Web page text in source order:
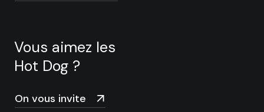
Vous aimez les
Hot Dog ?
On vous invite